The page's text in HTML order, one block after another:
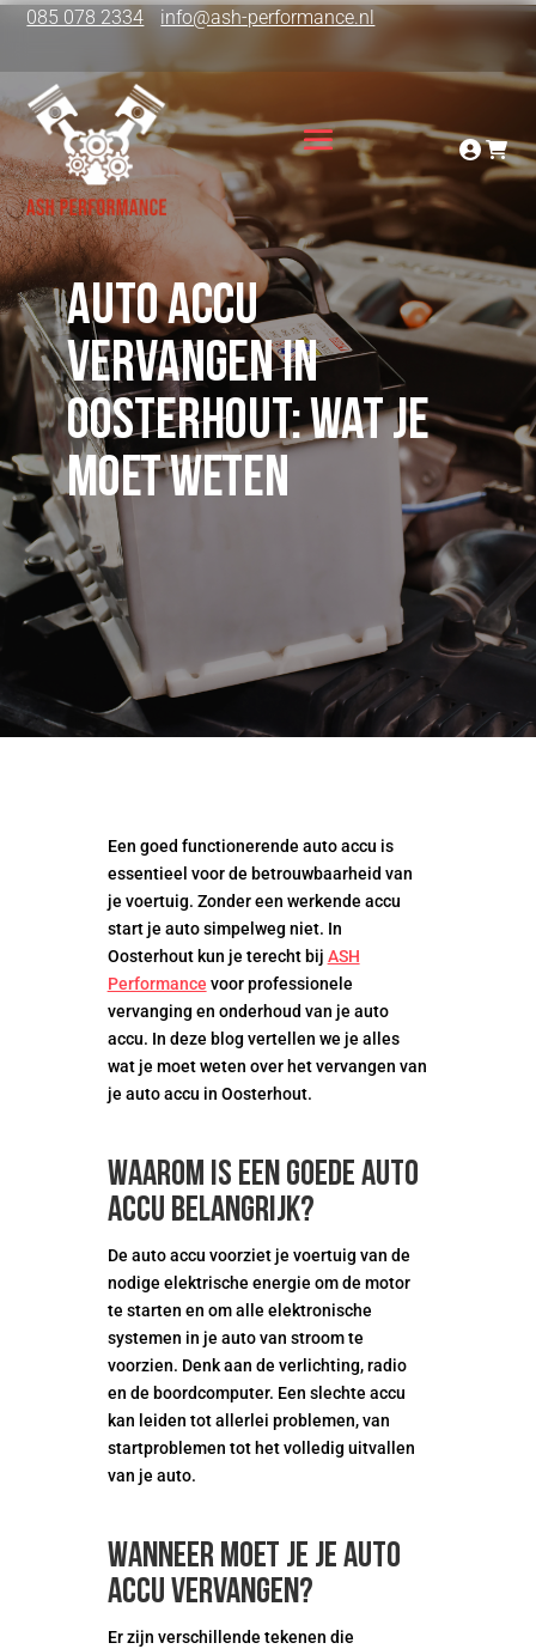
085 078 2334 info@ash-performance.nl
Auto accu
vervangen in
Oosterhout: Wat je
moet weten
Een goed functionerende auto accu is
essentieel voor de betrouwbaarheid van
je voertuig. Zonder een werkende accu
start je auto simpelweg niet. In
Oosterhout kun je terecht bij ASH
Performance voor professionele
vervanging en onderhoud van je auto
accu. In deze blog vertellen we je alles
wat je moet weten over het vervangen van
je auto accu in Oosterhout.
Waarom is een goede auto
accu belangrijk?
De auto accu voorziet je voertuig van de
nodige elektrische energie om de motor
te starten en om alle elektronische
systemen in je auto van stroom te
voorzien. Denk aan de verlichting, radio
en de boordcomputer. Een slechte accu
kan leiden tot allerlei problemen, van
startproblemen tot het volledig uitvallen
van je auto.
Wanneer moet je je auto
accu vervangen?
Er zijn verschillende tekenen die